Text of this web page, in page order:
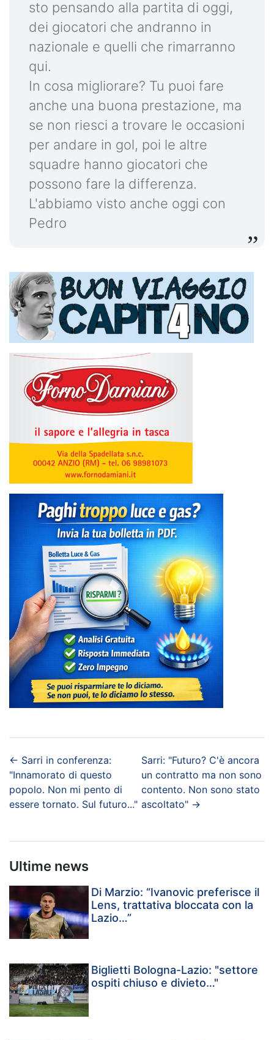
sto pensando alla partita di oggi,
dei giocatori che andranno in
nazionale e quelli che rimarranno
qui.
In cosa migliorare? Tu puoi fare
anche una buona prestazione, ma
se non riesci a trovare le occasioni
per andare in gol, poi le altre
squadre hanno giocatori che
possono fare la differenza.
L'abbiamo visto anche oggi con
Pedro
← Sarri in conferenza:
"Innamorato di questo
popolo. Non mi pento di
essere tornato. Sul futuro..."
Sarri: "Futuro? C'è ancora
un contratto ma non sono
contento. Non sono stato
ascoltato" →
Ultime news
Di Marzio: “Ivanovic preferisce il
Lens, trattativa bloccata con la
Lazio…”
Biglietti Bologna-Lazio: "settore
ospiti chiuso e divieto…"